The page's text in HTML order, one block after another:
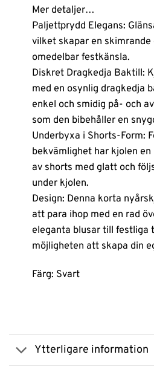
Mer detaljer…
Paljettprydd Elegans:
vilket skapar en
omedelbar festkänsla.
Diskret Dragkedja Baktill:
med en osynlig dragkedja
enkel och smidig på- och
som den bibehåller en
Underbyxa i Shorts-Form:
bekvämlighet har kjolen
av shorts med glatt och
under kjolen.
Design: Denna korta
att para ihop med en rad
eleganta blusar till festliga
möjligheten att skapa din
Färg: Svart
Ytterligare information